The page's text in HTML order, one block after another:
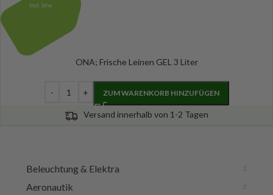
Incl. btw
ONA; Frische Leinen GEL 3 Liter
ZUM WARENKORB HINZUFÜGEN
Versand innerhalb von 1-2 Tagen
Beleuchtung & Elektra
Aeronautik